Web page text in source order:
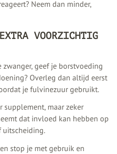
Neem dan minder,
VOORZICHTIG
geef je borstvoeding
Overleg dan altijd eerst
je fulvinezuur gebruikt.
maar zeker
dat invloed kan hebben op
uitscheiding.
stop je met gebruik en